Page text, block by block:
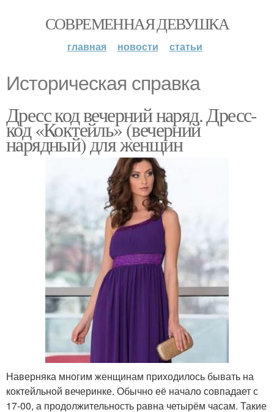
СОВРЕМЕННАЯ ДЕВУШКА
главная новости статьи
Историческая справка
Дресс код вечерний наряд. Дресс-
код «Коктейль» (вечерний
нарядный) для женщин
Наверняка многим женщинам приходилось бывать на
коктейльной вечеринке. Обычно её начало совпадает с
17-00, а продолжительность равна четырём часам. Такие